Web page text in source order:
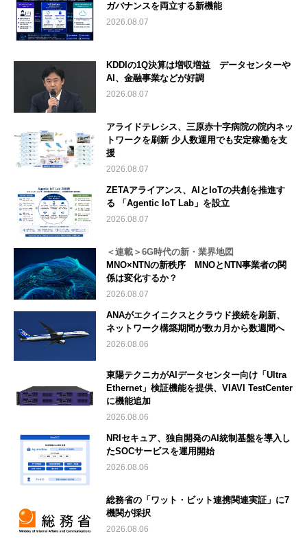
ガバナンスを両立する新機能
2026.08.07
KDDIの1Q決算は増収増益 データセンターや
AI、金融事業などが好調
2026.08.07
アライドテレシス、三原赤十字病院の院内ネッ
トワークを刷新 少人数運用でも安定稼働を支
援
2026.08.07
ZETAアライアンス、AIとIoTの共創を推進す
る 「Agentic IoT Lab」を設立
2026.08.07
＜連載＞6G時代の新・業界地図
MNO×NTNの新秩序 MNOとNTN事業者の関
係は変化するか？
2026.08.07
ANAがエクイニクスとクラウド接続を刷新、
ネットワーク構築期間が数カ月から数週間へ
2026.08.06
東陽テクニカがAIデータセンター向け「Ultra
Ethernet」検証機能を提供、VIAVI TestCenter
に機能追加
2026.08.06
NRIセキュア、独自開発のAI統制基盤を導入し
たSOCサービスを運用開始
2026.08.06
総務省の「ワット・ビット連携関連実証」に7
機関が採択
2026.08.06